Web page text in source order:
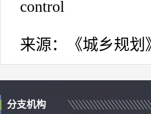
control
来源：《城乡规划
分支机构